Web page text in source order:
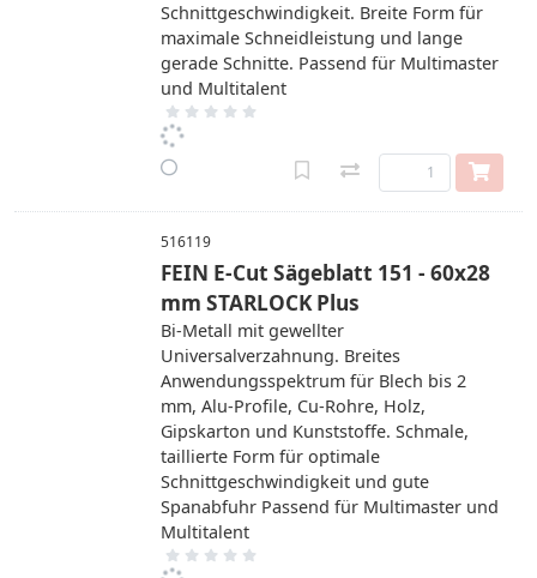
Schnittgeschwindigkeit. Breite Form für
maximale Schneidleistung und lange
gerade Schnitte. Passend für Multimaster
und Multitalent
516119
FEIN E-Cut Sägeblatt 151 - 60x28
mm STARLOCK Plus
Bi-Metall mit gewellter
Universalverzahnung. Breites
Anwendungsspektrum für Blech bis 2
mm, Alu-Profile, Cu-Rohre, Holz,
Gipskarton und Kunststoffe. Schmale,
taillierte Form für optimale
Schnittgeschwindigkeit und gute
Spanabfuhr Passend für Multimaster und
Multitalent